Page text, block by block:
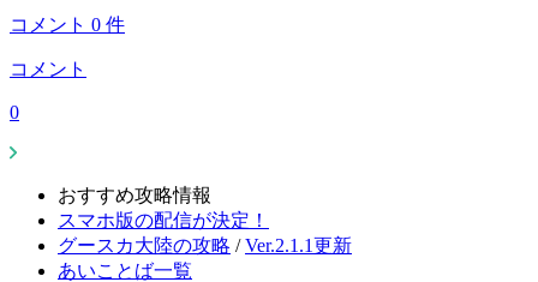
コメント 0 件
コメント
0
おすすめ攻略情報
スマホ版の配信が決定！
グースカ大陸の攻略 /Ver.2.1.1更新
あいことば一覧